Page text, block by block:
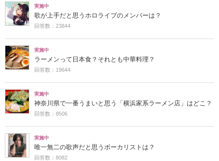
実施中
歌が上手だと思うホロライブのメンバーは？
回答数：23844
実施中
ラーメンって日本食？それとも中華料理？
回答数：19644
実施中
神奈川県で一番うまいと思う「横浜家系ラーメン店」はどこ？
回答数：8506
実施中
唯一無二の歌声だと思うボーカリストは？
回答数：8082